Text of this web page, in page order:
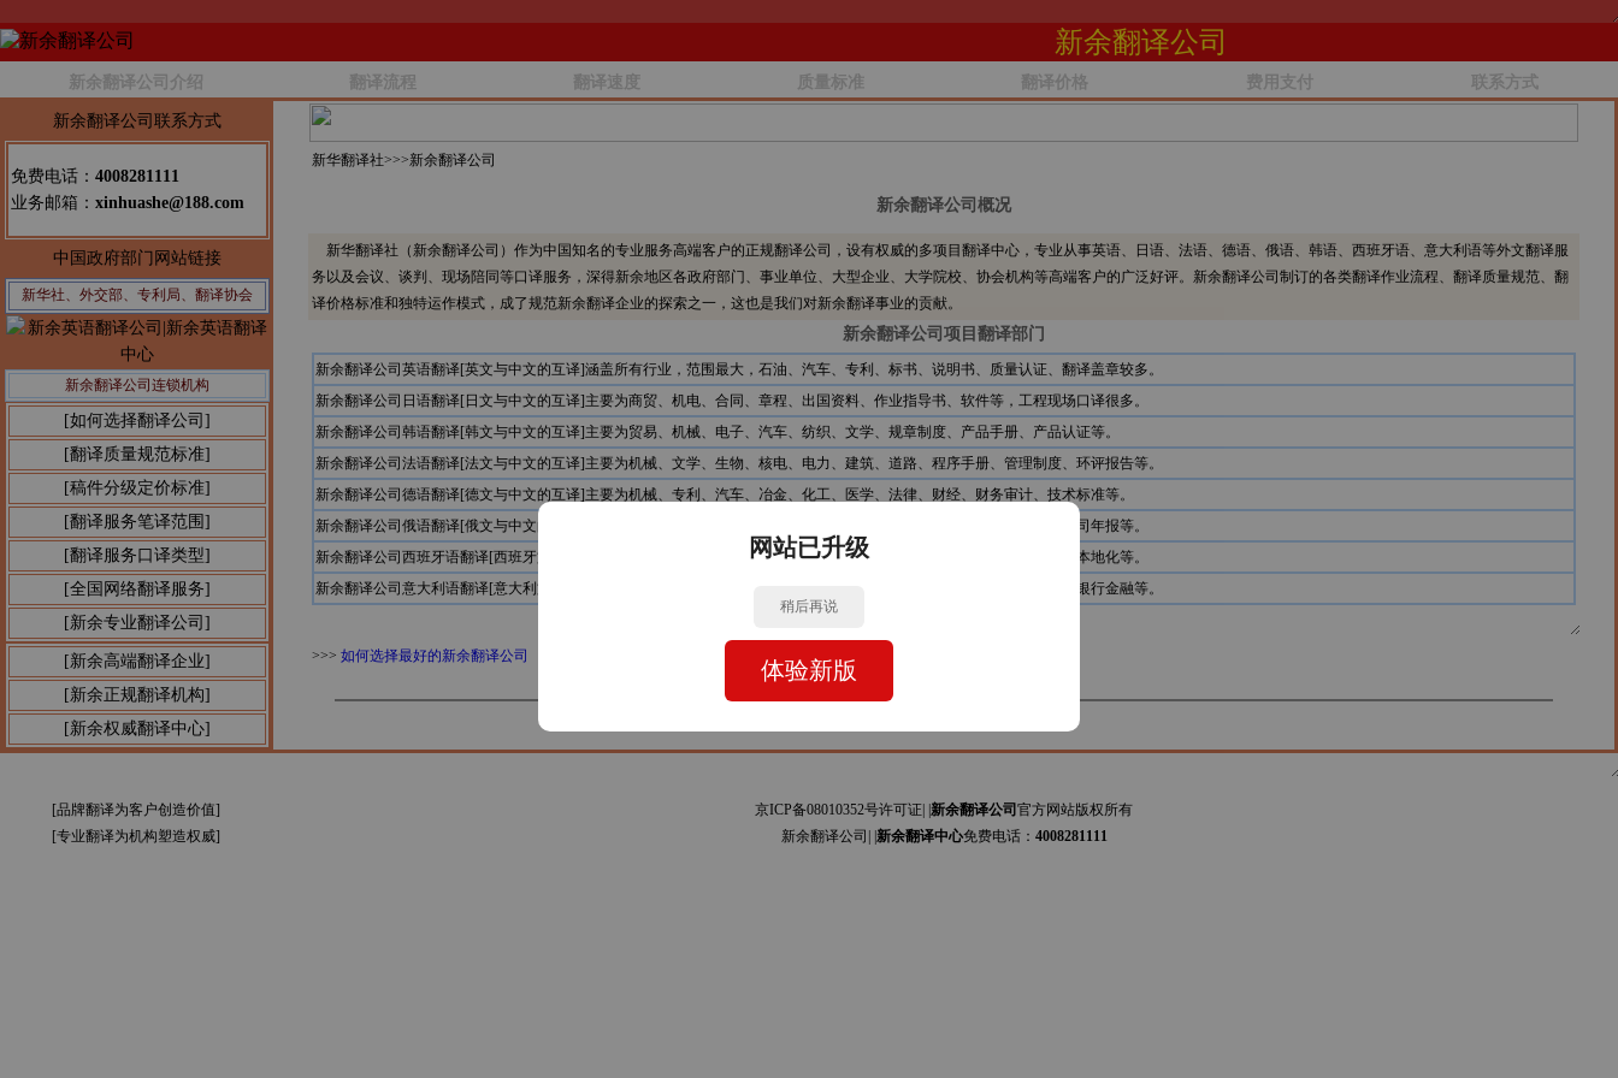
新余翻译公司
新余翻译公司介绍 翻译流程 翻译速度 质量标准 翻译价格 费用支付 联系方式
新余翻译公司联系方式
免费电话： 4008281111
业务邮箱： xinhuashe@188.com
中国政府部门网站链接
新华社、外交部、专利局、翻译协会
新余翻译公司连锁机构
[如何选择翻译公司]
[翻译质量规范标准]
[稿件分级定价标准]
[翻译服务笔译范围]
[翻译服务口译类型]
[全国网络翻译服务]
[新余专业翻译公司]
[新余高端翻译企业]
[新余正规翻译机构]
[新余权威翻译中心]
新华翻译社>>>新余翻译公司
新余翻译公司概况
新华翻译社（新余翻译公司）作为中国知名的专业服务高端客户的正规翻译公司，设有权威的多项目翻译中心，专业从事英语、日语、法语、德语、俄语、韩语、西班牙语、意大利语等外文翻译服
务以及会议、谈判、现场陪同等口译服务，深得新余地区各政府部门、事业单位、大型企业、大学院校、协会机构等高端客户的广泛好评。新余翻译公司制订的各类翻译作业流程、翻译质量规范、翻
译价格标准和独特运作模式，成了规范新余翻译企业的探索之一，这也是我们对新余翻译事业的贡献。
新余翻译公司项目翻译部门
新余翻译公司英语翻译[英文与中文的互译]涵盖所有行业，范围最大，石油、汽车、专利、标书、说明书、质量认证、翻译盖章较多。
新余翻译公司日语翻译[日文与中文的互译]主要为商贸、机电、合同、章程、出国资料、作业指导书、软件等，工程现场口译很多。
新余翻译公司韩语翻译[韩文与中文的互译]主要为贸易、机械、电子、汽车、纺织、文学、规章制度、产品手册、产品认证等。
新余翻译公司法语翻译[法文与中文的互译]主要为机械、文学、生物、核电、电力、建筑、道路、程序手册、管理制度、环评报告等。
新余翻译公司德语翻译[德文与中文的互译]主要为机械、专利、汽车、冶金、化工、医学、法律、财经、财务审计、技术标准等。
新余翻译公司俄语翻译[俄文与中文的互译]主要为石油、服装、贸易、文学、食品、机电、电信、计算机、审计报告、公司年报等。
新余翻译公司西班牙语翻译[西班牙文与中文的互译]主要为安装手册、设备规范、会计报表、司法文书、证书文件、网站本地化等。
新余翻译公司意大利语翻译[意大利文与中文的互译]主要为艺术、贸易、服装、图书、科技论文、工程资料、商标专利、银行金融等。
>>> 如何选择最好的新余翻译公司
[品牌翻译为客户创造价值]
[专业翻译为机构塑造权威]
京ICP备08010352号许可证| | 新余翻译公司 官方网站版权所有
新余翻译公司| | 新余翻译中心免费电话： 4008281111
网站已升级
稍后再说
体验新版